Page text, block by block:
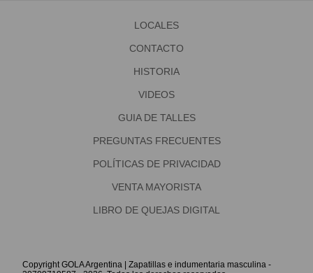
LOCALES
CONTACTO
HISTORIA
VIDEOS
GUIA DE TALLES
PREGUNTAS FRECUENTES
POLÍTICAS DE PRIVACIDAD
VENTA MAYORISTA
LIBRO DE QUEJAS DIGITAL
Copyright GOLA Argentina | Zapatillas e indumentaria masculina -